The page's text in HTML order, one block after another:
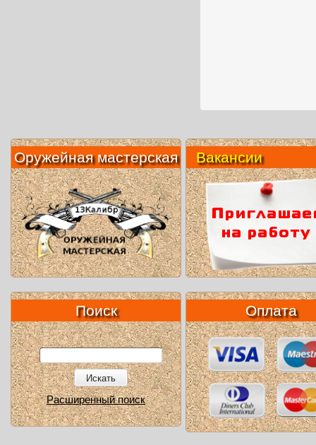
Оружейная мастерская Вакансии
Поиск
Искать
Расширенный поиск
Оплата